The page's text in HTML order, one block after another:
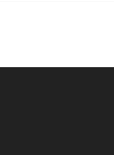
от backend-
ворваться в digital-